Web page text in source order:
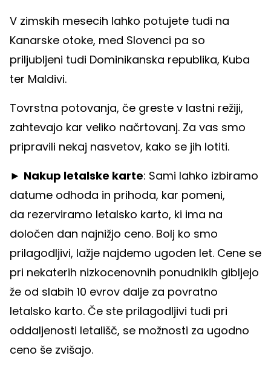
V zimskih mesecih lahko potujete tudi na
Kanarske otoke, med Slovenci pa so
priljubljeni tudi Dominikanska republika, Kuba
ter Maldivi.
Tovrstna potovanja, če greste v lastni režiji,
zahtevajo kar veliko načrtovanj. Za vas smo
pripravili nekaj nasvetov, kako se jih lotiti.
► Nakup letalske karte: Sami lahko izbiramo
datume odhoda in prihoda, kar pomeni,
da rezerviramo letalsko karto, ki ima na
določen dan najnižjo ceno. Bolj ko smo
prilagodljivi, lažje najdemo ugoden let. Cene se
pri nekaterih nizkocenovnih ponudnikih gibljejo
že od slabih 10 evrov dalje za povratno
letalsko karto. Če ste prilagodljivi tudi pri
oddaljenosti letališč, se možnosti za ugodno
ceno še zvišajo.